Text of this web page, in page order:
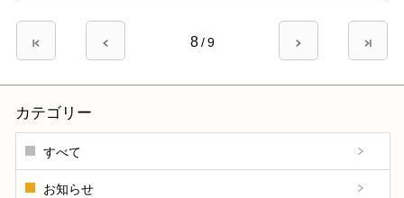
ー
ジ
送
り
先
頭
ペ
ー
ジ
前
ペ
ー
8/9
次
ペ
ー
最
終
ペ
ジ
カテゴリー
すべて
お知らせ